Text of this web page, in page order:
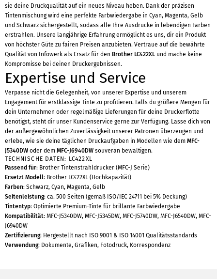
sie deine Druckqualität auf ein neues Niveau heben. Dank der präzisen
Tintenmischung wird eine perfekte Farbwiedergabe in Cyan, Magenta, Gelb
und Schwarz sichergestellt, sodass alle Ihre Ausdrucke in lebendigen Farben
erstrahlen. Unsere langjährige Erfahrung ermöglicht es uns, dir ein Produkt
von höchster Güte zu fairen Preisen anzubieten. Vertraue auf die bewährte
Qualität von Infowerk als Ersatz für den Brother LC422XL und mache keine
Kompromisse bei deinen Druckergebnissen.
Expertise und Service
Verpasse nicht die Gelegenheit, von unserer Expertise und unserem
Engagement für erstklassige Tinte zu profitieren. Falls du größere Mengen für
dein Unternehmen oder regelmäßige Lieferungen für deine Druckerflotte
benötigst, steht dir unser Kundenservice gerne zur Verfügung. Lasse dich von
der außergewöhnlichen Zuverlässigkeit unserer Patronen überzeugen und
erlebe, wie sie deine täglichen Druckaufgaben in Modellen wie dem MFC-
J5340DW oder dem MFC-J6940DW souverän bewältigen.
TECHNISCHE DATEN: LC422XL
Passend für: Brother Tintenstrahldrucker (MFC-J Serie)
Ersetzt Modell: Brother LC422XL (Hochkapazität)
Farben: Schwarz, Cyan, Magenta, Gelb
Seitenleistung: ca. 500 Seiten (gemäß ISO/IEC 24711 bei 5% Deckung)
Tintentyp: Optimierte Premium-Tinte für brillante Farbwiedergabe
Kompatibilität: MFC-J5340DW, MFC-J5345DW, MFC-J5740DW, MFC-J6540DW, MFC-
J6940DW
Zertifizierung: Hergestellt nach ISO 9001 & ISO 14001 Qualitätsstandards
Verwendung: Dokumente, Grafiken, Fotodruck, Korrespondenz